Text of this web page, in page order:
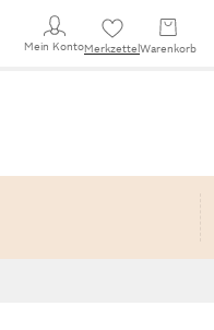
Mein KontoMerkzettel Warenkorb